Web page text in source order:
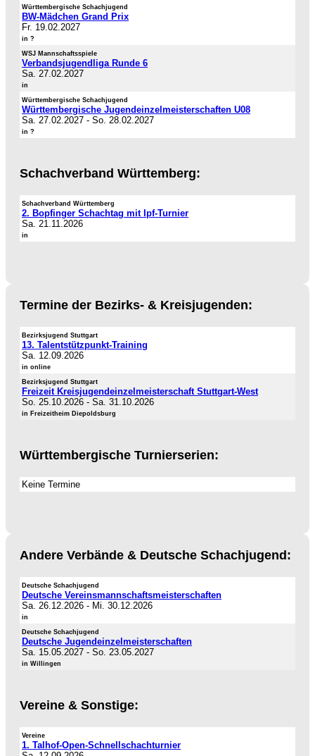
Württembergische Schachjugend
BW-Mädchen Grand Prix
Fr. 19.02.2027
in ?
WSJ Mannschaftsspiele
Verbandsjugendliga Runde 6
Sa. 27.02.2027
in
Württembergische Schachjugend
Württembergische Jugendeinzelmeisterschaften U08
Sa. 27.02.2027 - So. 28.02.2027
in ?
Schachverband Württemberg:
Schachverband Württemberg
2. Bopfinger Schachtag mit Ipf-Turnier
Sa. 21.11.2026
in
Termine der Bezirks- & Kreisjugenden:
Bezirksjugend Stuttgart
13. Talentstützpunkt-Training
Sa. 12.09.2026
in online
Bezirksjugend Stuttgart
Freizeit Kreisjugendeinzelmeisterschaft Stuttgart-West
So. 25.10.2026 - Sa. 31.10.2026
in Freizeitheim Diepoldsburg
Württembergische Turnierserien:
Keine Termine
Andere Verbände & Deutsche Schachjugend:
Deutsche Schachjugend
Deutsche Vereinsmannschaftsmeisterschaften
Sa. 26.12.2026 - Mi. 30.12.2026
in
Deutsche Schachjugend
Deutsche Jugendeinzelmeisterschaften
Sa. 15.05.2027 - So. 23.05.2027
in Willingen
Vereine & Sonstige:
Vereine
1. Talhof-Open-Schnellschachturnier